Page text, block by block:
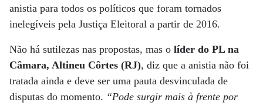
anistia para todos os políticos que foram tornados
inelegíveis pela Justiça Eleitoral a partir de 2016.
Não há sutilezas nas propostas, mas o líder do PL na
Câmara, Altineu Côrtes (RJ), diz que a anistia não foi
tratada ainda e deve ser uma pauta desvinculada de
disputas do momento. “Pode surgir mais à frente por